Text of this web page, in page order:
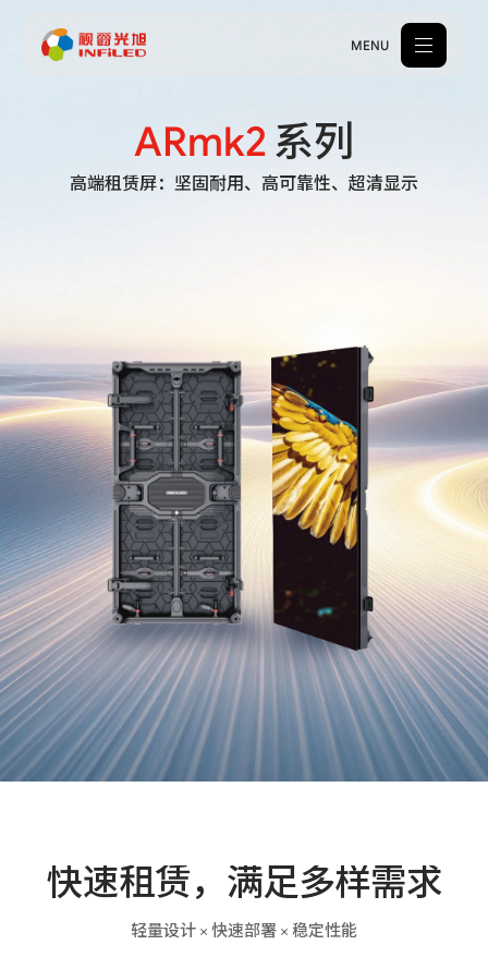
MENU
解决方案
新闻中心
体验中心
加入我们
联系我们
语言版本
CN ES
ARmk2系列
高端租赁屏：坚固耐用、高可靠性、超清显示
快速租赁，满足多样需求
轻量设计 × 快速部署 × 稳定性能